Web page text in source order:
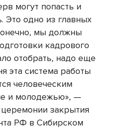
могут попасть и
Это одно из главных
мы должны
кадрового
отобрать, надо еще
эта система работы
человеческим
и молодежью», —
закрытия
РФ в Сибирском